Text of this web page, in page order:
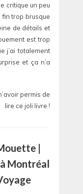
critique un peu
fin trop brusque
de détails et
est trop
j’ai totalement
et ça n’a
permis de
lire ce joli livre !
|
Montréal